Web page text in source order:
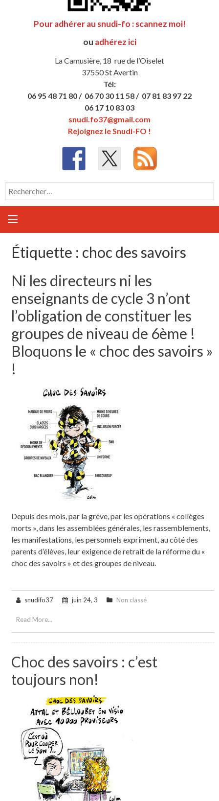
Pour adhérer au snudi-fo : scannez moi!
ou adhérez ici
La Camusière, 18 rue de l’Oiselet
37550 St Avertin
Tél:
06 95 48 71 80 / 06 70 30 11 58 / 07 81 83 97 22
06 17 10 83 03
snudi.fo37@gmail.com
Rejoignez le Snudi-FO !
Rechercher :
Étiquette : choc des savoirs
Ni les directeurs ni les
enseignants de cycle 3 n’ont
l’obligation de constituer les
groupes de niveau de 6ème !
Bloquons le « choc des savoirs »
!
Depuis des mois, par la grève, par les opérations « collèges
morts », dans les assemblées générales, les rassemblements,
les manifestations, les personnels expriment, au côté des
parents d’élèves, leur exigence de retrait de la réforme du «
choc des savoirs » et des groupes de niveau.
snudifo37 juin 24, 3 Non classé
Read More...
Choc des savoirs : c’est
toujours non!